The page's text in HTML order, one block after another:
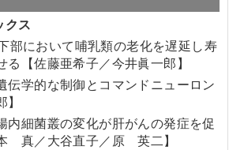
クス
部において哺乳類の老化を遅延し寿
る【佐藤亜希子／今井眞一郎】
伝学的な制御とコマンドニューロン
内細菌叢の変化が肝がんの発症を促
真／大谷直子／原 英二】